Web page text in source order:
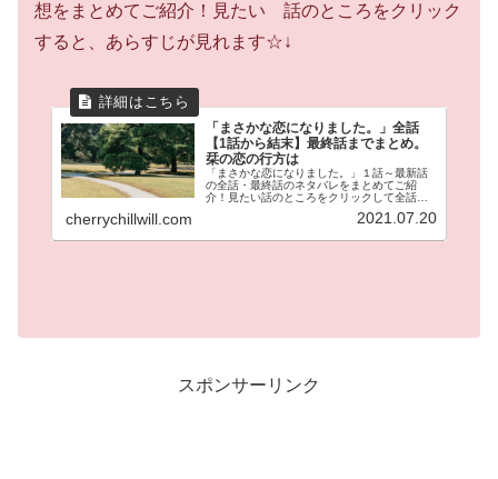
想をまとめてご紹介！見たい 話のところをクリック
すると、あらすじが見れます☆↓
「まさかな恋になりました。」全話
【1話から結末】最終話までまとめ。
栞の恋の行方は
「まさかな恋になりました。」１話～最新話
の全話・最終話のネタバレをまとめてご紹
介！見たい話のところをクリックして全話の
５）の隣に引っ越してきた伊達。なぜか栞に
cherrychillwill.com 2021.07.20
スポンサーリンク